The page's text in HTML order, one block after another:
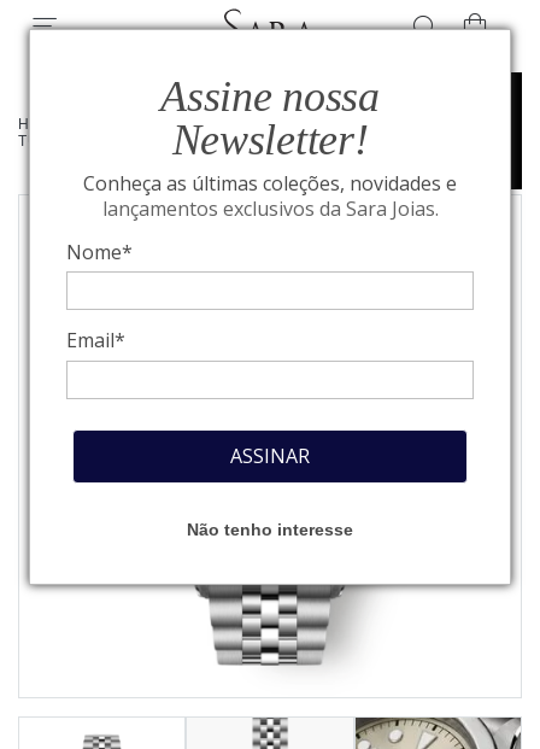
Assine nossa
Newsletter!
Conheça as últimas coleções, novidades e
lançamentos exclusivos da Sara Joias.
Nome*
Email*
ASSINAR
Não tenho interesse
HOME
COLEÇÃO
TUDOR